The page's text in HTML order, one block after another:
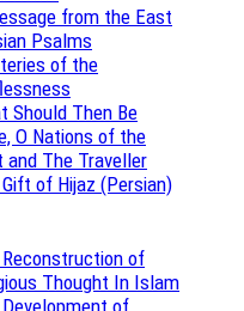
from the East
Psalms
of the
Should Then Be
O Nations of the
and The Traveller
of Hijaz (Persian)
of
Thought In Islam
of